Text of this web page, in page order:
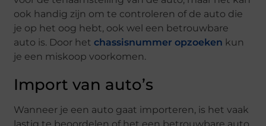
ook handig zijn om te controleren of de auto die
je op het oog hebt, ook wel een betrouwbare
auto is. Door hetchassisnummer opzoeken kun
je een miskoop voorkomen.
Import van auto’s
Wanneer je een auto gaat importeren, is het vaak